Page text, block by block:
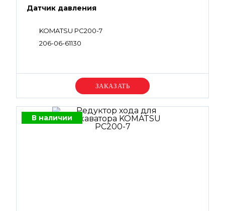
Датчик давления
KOMATSU PC200-7
206-06-61130
Уточняйте цену
В наличии